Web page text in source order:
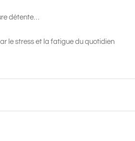
détente…
le stress et la fatigue du quotidien